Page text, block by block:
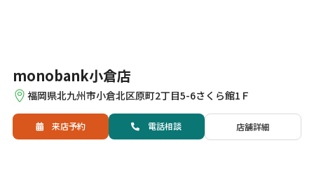
monobank小倉店
福岡県北九州市小倉北区原町2丁目5-6さくら館1Ｆ
来店予約 電話相談 店舗詳細